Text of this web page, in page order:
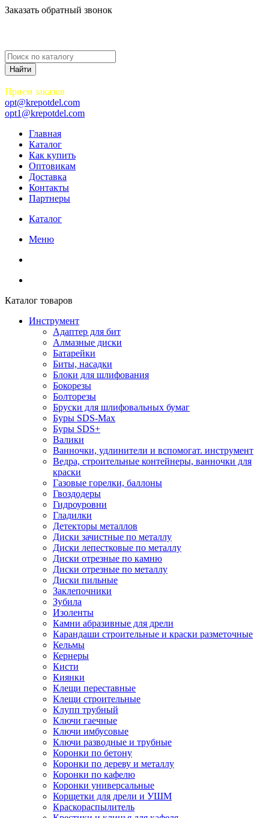
Заказать обратный звонок
Прием заказов
opt@krepotdel.com
opt1@krepotdel.com
Главная
Каталог
Как купить
Оптовикам
Доставка
Контакты
Партнеры
Каталог
Меню
Каталог товаров
Инструмент
Адаптер для бит
Алмазные диски
Батарейки
Биты, насадки
Блоки для шлифования
Бокорезы
Болторезы
Бруски для шлифовальных бумаг
Буры SDS-Max
Буры SDS+
Валики
Ванночки, удлинители и вспомогат. инструмент
Ведра, строительные контейнеры, ванночки для
краски
Газовые горелки, баллоны
Гвоздодеры
Гидроуровни
Гладилки
Детекторы металлов
Диски зачистные по металлу
Диски лепестковые по металлу
Диски отрезные по камню
Диски отрезные по металлу
Диски пильные
Заклепочники
Зубила
Изоленты
Камни абразивные для дрели
Карандаши строительные и краски разметочные
Кельмы
Кернеры
Кисти
Киянки
Клещи переставные
Клещи строительные
Клупп трубный
Ключи гаечные
Ключи имбусовые
Ключи разводные и трубные
Коронки по бетону
Коронки по дереву и металлу
Коронки по кафелю
Коронки универсальные
Корщетки для дрели и УШМ
Краскораспылитель